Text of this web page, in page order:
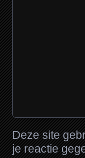
Deze site
je reactie